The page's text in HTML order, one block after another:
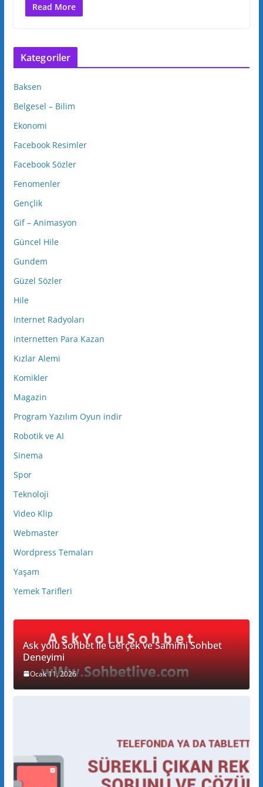
Read More
Kategoriler
Baksen
Belgesel – Bilim
Ekonomi
Facebook Resimler
Facebook Sözler
Fenomenler
Gençlik
Gif – Animasyon
Güncel Hile
Gundem
Güzel Sözler
Hile
Internet Radyoları
internetten Para Kazan
Kızlar Alemi
Komikler
Magazin
Program Yazılım Oyun indir
Robotik ve AI
Sinema
Spor
Teknoloji
Video Klip
Webmaster
Wordpress Temaları
Yaşam
Yemek Tarifleri
Ask yolu Sohbet ile Gerçek ve Samimi Sohbet
Deneyimi
Ocak 11, 2026